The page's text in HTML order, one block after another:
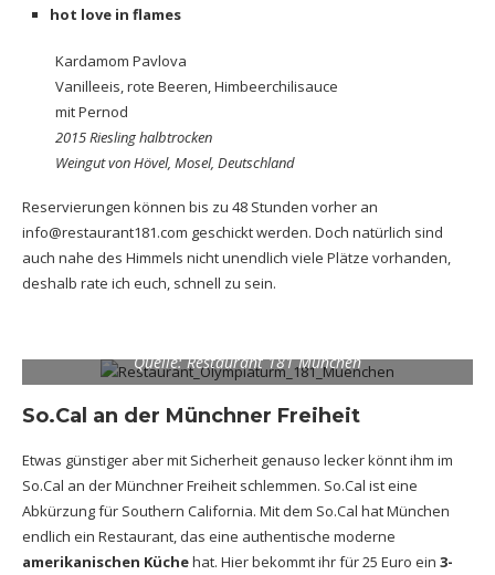
hot love in flames
Kardamom Pavlova
Vanilleeis, rote Beeren, Himbeerchilisauce
mit Pernod
2015 Riesling halbtrocken
Weingut von Hövel, Mosel, Deutschland
Reservierungen können bis zu 48 Stunden vorher an
info@restaurant181.com geschickt werden. Doch natürlich sind
auch nahe des Himmels nicht unendlich viele Plätze vorhanden,
deshalb rate ich euch, schnell zu sein.
Quelle: Restaurant 181 München
So.Cal an der Münchner Freiheit
Etwas günstiger aber mit Sicherheit genauso lecker könnt ihm im
So.Cal an der Münchner Freiheit schlemmen. So.Cal ist eine
Abkürzung für Southern California. Mit dem So.Cal hat München
endlich ein Restaurant, das eine authentische moderne
amerikanischen Küchehat. Hier bekommt ihr für 25 Euro ein 3-